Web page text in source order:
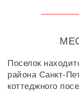
Поселок
района Санкт-
коттеджного